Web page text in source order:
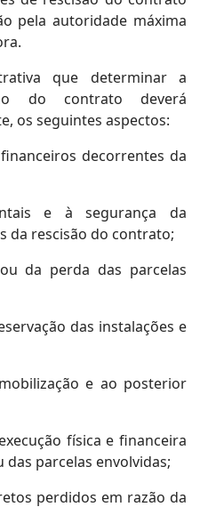
pela autoridade máxima
que determinar a
do contrato deverá
os seguintes aspectos:
decorrentes da
e à segurança da
da rescisão do contrato;
da perda das parcelas
das instalações e
e ao posterior
física e financeira
parcelas envolvidas;
perdidos em razão da